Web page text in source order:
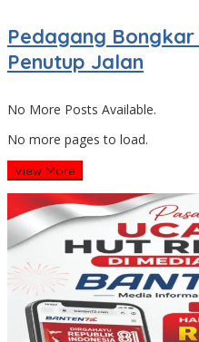
Pedagang
Penutup Jalan
No More Posts Available.
No more pages to load.
View More